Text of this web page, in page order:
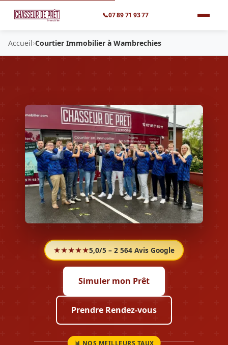
📞07 89 71 93 77
Accueil›Courtier Immobilier à Wambrechies
★★★★★5,0/5 – 2 564 Avis Google
Simuler mon Prêt
Prendre Rendez-vous